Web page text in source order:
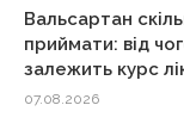
Вальсартан
приймати: від
залежить курс
07.08.2026